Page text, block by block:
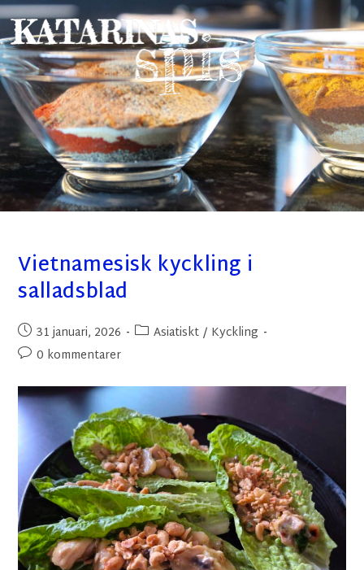
Vietnamesisk kyckling i
salladsblad
31 januari, 2026 Asiatiskt / Kyckling
0 kommentarer